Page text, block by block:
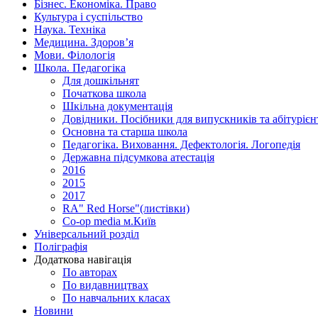
Бізнес. Економіка. Право
Культура і суспільство
Наука. Техніка
Медицина. Здоров’я
Мови. Філологія
Школа. Педагогіка
Для дошкільнят
Початкова школа
Шкільна документація
Довідники. Посібники для випускників та
Основна та старша школа
Педагогіка. Виховання. Дефектологія. Логопедія
Державна підсумкова атестація
2016
2015
2017
RA" Red Horse"(листівки)
Co-op media м.Київ
Універсальний розділ
Поліграфія
Додаткова навігація
По авторах
По видавництвах
По навчальних класах
Новини